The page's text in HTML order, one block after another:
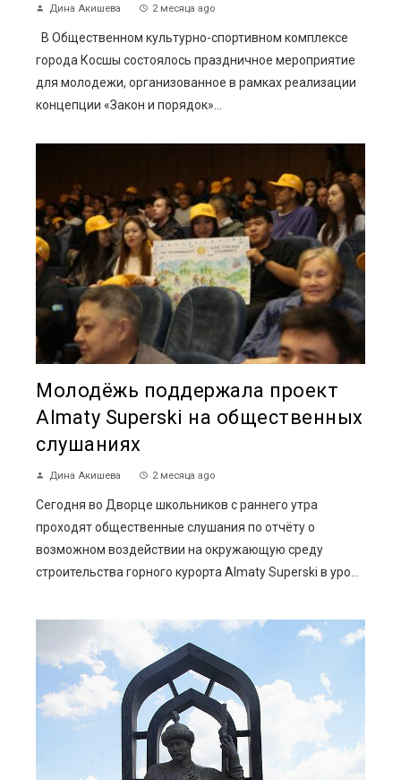
Дина Акишева 2 месяца ago
В Общественном культурно-спортивном комплексе
города Косшы состоялось праздничное мероприятие
для молодежи, организованное в рамках реализации
концепции «Закон и порядок»...
Молодёжь поддержала проект
Almaty Superski на общественных
слушаниях
Дина Акишева 2 месяца ago
Сегодня во Дворце школьников с раннего утра
проходят общественные слушания по отчёту о
возможном воздействии на окружающую среду
строительства горного курорта Almaty Superski в уро...